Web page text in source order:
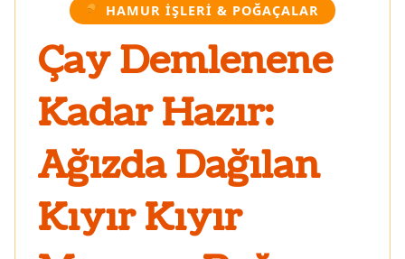
HAMUR İŞLERI & POĞAÇALAR
Çay Demlenene
Kadar Hazır:
Ağızda Dağılan
Kıyır Kıyır